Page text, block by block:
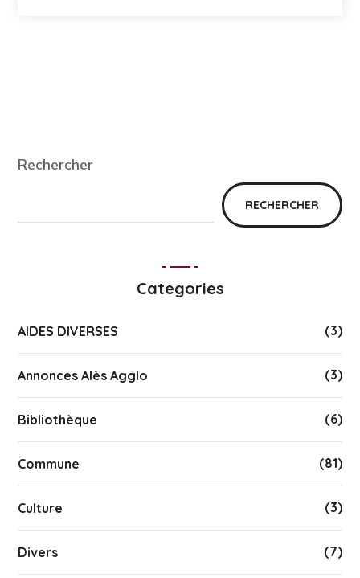
Rechercher
RECHERCHER
Categories
AIDES DIVERSES (3)
Annonces Alès Agglo (3)
Bibliothèque (6)
Commune (81)
Culture (3)
Divers (7)